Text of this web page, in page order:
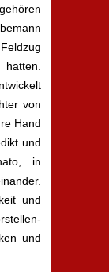
von
Hand
und
in
und
und